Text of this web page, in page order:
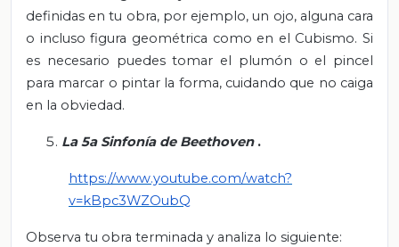
definidas en tu obra, por ejemplo, un ojo, alguna cara
o incluso figura geométrica como en el Cubismo. Si
es necesario puedes tomar el plumón o el pincel
para marcar o pintar la forma, cuidando que no caiga
en la obviedad.
La 5a Sinfonía de Beethoven .
https://www.youtube.com/watch?
v=kBpc3WZOubQ
Observa tu obra terminada y analiza lo siguiente: